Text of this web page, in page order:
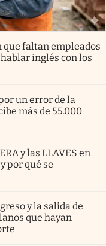
que faltan empleados
inglés con los
un error de la
más de 55.000
y las LLAVES en
por qué se
y la salida de
que hayan